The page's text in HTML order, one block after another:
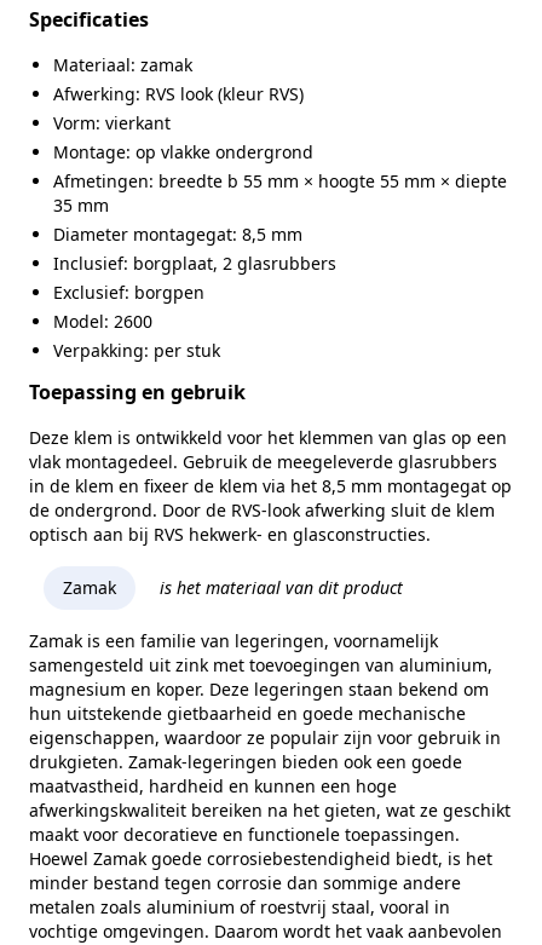
Specificaties
Materiaal: zamak
Afwerking: RVS look (kleur RVS)
Vorm: vierkant
Montage: op vlakke ondergrond
Afmetingen: breedte b 55 mm × hoogte 55 mm × diepte
35 mm
Diameter montagegat: 8,5 mm
Inclusief: borgplaat, 2 glasrubbers
Exclusief: borgpen
Model: 2600
Verpakking: per stuk
Toepassing en gebruik
Deze klem is ontwikkeld voor het klemmen van glas op een
vlak montagedeel. Gebruik de meegeleverde glasrubbers
in de klem en fixeer de klem via het 8,5 mm montagegat op
de ondergrond. Door de RVS‑look afwerking sluit de klem
optisch aan bij RVS hekwerk- en glasconstructies.
Zamak is het materiaal van dit product
Zamak is een familie van legeringen, voornamelijk
samengesteld uit zink met toevoegingen van aluminium,
magnesium en koper. Deze legeringen staan bekend om
hun uitstekende gietbaarheid en goede mechanische
eigenschappen, waardoor ze populair zijn voor gebruik in
drukgieten. Zamak-legeringen bieden ook een goede
maatvastheid, hardheid en kunnen een hoge
afwerkingskwaliteit bereiken na het gieten, wat ze geschikt
maakt voor decoratieve en functionele toepassingen.
Hoewel Zamak goede corrosiebestendigheid biedt, is het
minder bestand tegen corrosie dan sommige andere
metalen zoals aluminium of roestvrij staal, vooral in
vochtige omgevingen. Daarom wordt het vaak aanbevolen